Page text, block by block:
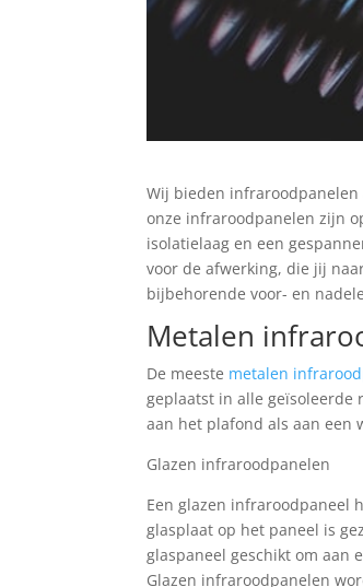
Wij bieden infraroodpanelen
onze infraroodpanelen zijn
isolatielaag en een
voor de afwerking, die jij
bijbehorende voor- en
Metalen
De meeste metalen
geplaatst in alle geïsoleerde
aan het plafond als aan een
Glazen infraroodpanelen
Een glazen infraroodpaneel
glasplaat op het paneel is
glaspaneel geschikt om aan
Glazen infraroodpanelen